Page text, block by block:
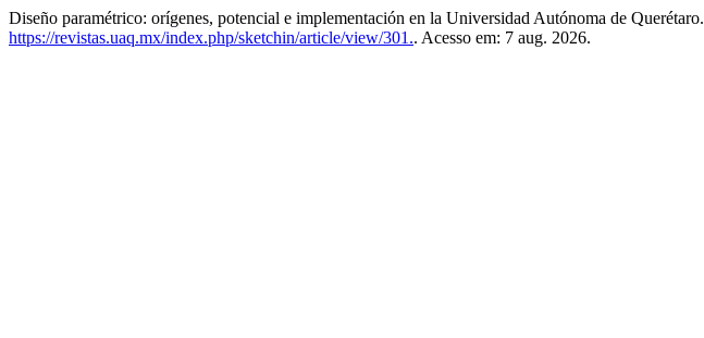
Diseño paramétrico: orígenes, potencial e implementación en la Universidad Autónoma de Querétaro.
https://revistas.uaq.mx/index.php/sketchin/article/view/301.. Acesso em: 7 aug. 2026.